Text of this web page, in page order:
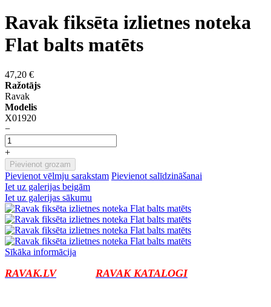
Ravak fiksēta izlietnes noteka
Flat balts matēts
47,20 €
Ražotājs
Ravak
Modelis
X01920
−
+
Pievienot grozam
Pievienot vēlmju sarakstam Pievienot salīdzināšanai
Iet uz galerijas beigām
Iet uz galerijas sākumu
Sīkāka informācija
RAVAK.LV RAVAK KATALOGI